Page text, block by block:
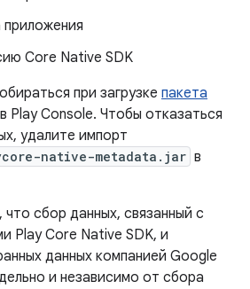
Core Native SDK
при загрузке пакета
в Play Console. Чтобы отказаться
удалите импорт
native-metadata.jar в
сбор данных, связанный с
Play Core Native SDK, и
данных компанией Google
и независимо от сбора